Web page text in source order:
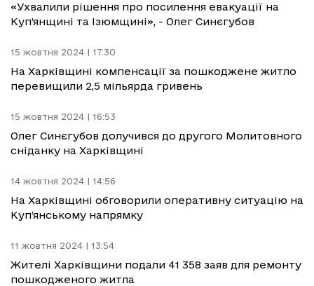
«Ухвалили рішення про посилення евакуації на
Куп’янщині та Ізюмщині», - Олег Синєгубов
15 жовтня 2024 | 17:30
На Харківщині компенсації за пошкоджене житло
перевищили 2,5 мільярда гривень
15 жовтня 2024 | 16:53
Олег Синєгубов долучився до другого Молитовного
сніданку на Харківщині
14 жовтня 2024 | 14:56
На Харківщині обговорили оперативну ситуацію на
Куп’янському напрямку
11 жовтня 2024 | 13:54
Жителі Харківщини подали 41 358 заяв для ремонту
пошкодженого житла